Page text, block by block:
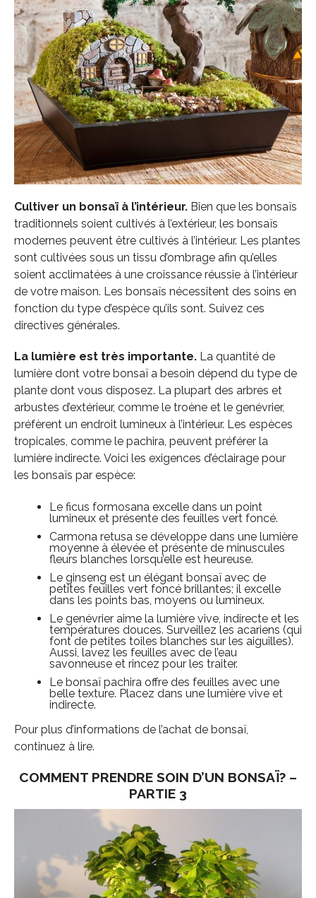
Cultiver un bonsaï à l’intérieur.Bien que les bonsaïs
traditionnels soient cultivés à l’extérieur, les bonsaïs
modernes peuvent être cultivés à l’intérieur. Les plantes
sont cultivées sous un tissu d’ombrage afin qu’elles
soient acclimatées à une croissance réussie à l’intérieur
de votre maison. Les bonsaïs nécessitent des soins en
fonction du type d’espèce qu’ils sont. Suivez ces
directives générales.
La lumière est très importante.La quantité de
lumière dont votre bonsaï a besoin dépend du type de
plante dont vous disposez. La plupart des arbres et
arbustes d’extérieur, comme le troène et le genévrier,
préfèrent un endroit lumineux à l’intérieur. Les espèces
tropicales, comme le pachira, peuvent préférer la
lumière indirecte. Voici les exigences d’éclairage pour
les bonsaïs par espèce:
Le ficus formosana excelle dans un point
lumineux et présente des feuilles vert foncé.
Carmona retusa se développe dans une lumière
moyenne à élevée et présente de minuscules
fleurs blanches lorsqu’elle est heureuse.
Le ginseng est un élégant bonsaï avec de
petites feuilles vert foncé brillantes; il excelle
dans les points bas, moyens ou lumineux.
Le genévrier aime la lumière vive, indirecte et les
températures douces. Surveillez les acariens (qui
font de petites toiles blanches sur les aiguilles).
Aussi, lavez les feuilles avec de l’eau
savonneuse et rincez pour les traiter.
Le bonsaï pachira offre des feuilles avec une
belle texture. Placez dans une lumière vive et
indirecte.
Pour plus d’informations de l’achat de bonsaï,
continuez à lire.
COMMENT PRENDRE SOIN D’UN BONSAÏ? –
PARTIE 3